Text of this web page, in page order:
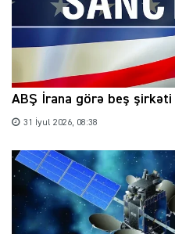
ABŞ İrana görə beş şirkəti
31 İyul 2026, 08:38